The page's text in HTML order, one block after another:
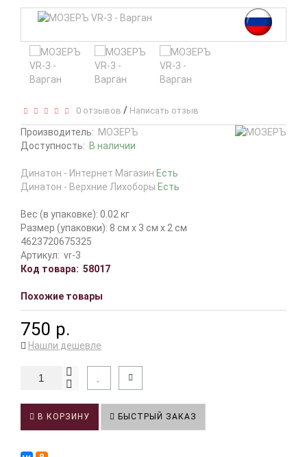
0 отзывов / Написать отзыв
Производитель: МОЗЕРЪ
Доступность: В наличии
Динатон - Интернет Магазин Есть
Динатон - Верхние Лихоборы Есть
Вес (в упаковке): 0.02 кг
Размер (упаковки): 8 см x 3 см x 2 см
4623720675325
Артикул: vr-3
Код товара: 58017
Похожие товары
750 р.
Нашли дешевле
В КОРЗИНУ БЫСТРЫЙ ЗАКАЗ